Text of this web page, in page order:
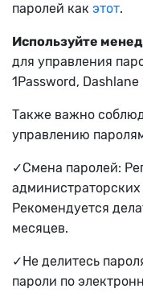
паролей как этот.
Используйте
для управления
1Password,
Также важно
управлению
✓Смена паролей:
Рекомендуется
месяцев.
✓Не делитесь
пароли по